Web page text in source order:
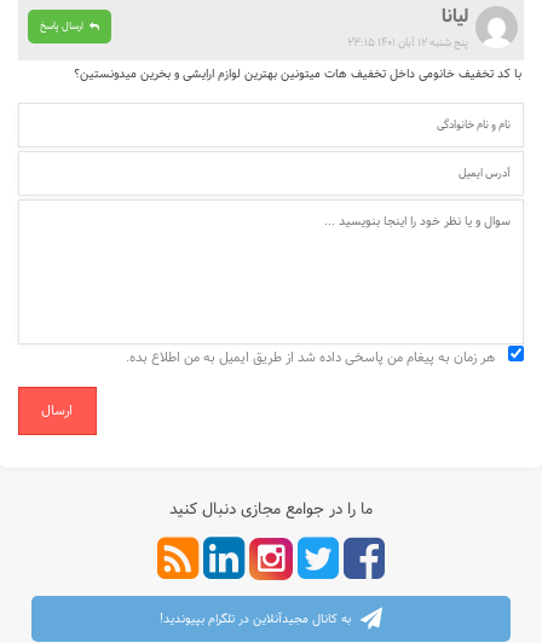
ارسال پاسخ لیانا
پنج شنبه ۱۲ آبان ۱۴۰۱ ۲۳:۱۵
با کد تخفیف خانومی داخل تخفیف هات میتونین بهترین لوازم ارایشی و بخرین میدونستین؟
هر زمان به پیغام من پاسخی داده شد از طریق ایمیل به من اطلاع بده.
ارسال
ما را در جوامع مجازی دنبال کنید
به کانال مجیدآنلاین در تلگرام بپیوندید!